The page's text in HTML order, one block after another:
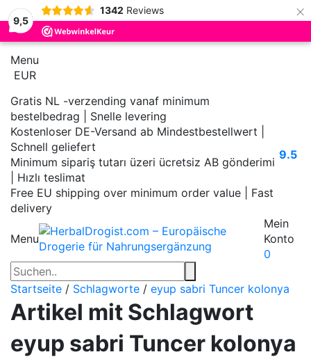
9,5
1342 Reviews ×
Menu
EUR
Gratis NL -verzending vanaf minimum
bestelbedrag | Snelle levering
Kostenloser DE-Versand ab Mindestbestellwert |
Schnell geliefert
Minimum sipariş tutarı üzeri ücretsiz AB gönderimi
| Hızlı teslimat
Free EU shipping over minimum order value | Fast
delivery
9.5
Menu
Mein
Konto
0
Startseite / Schlagworte / eyup sabri Tuncer kolonya
Artikel mit Schlagwort
eyup sabri Tuncer kolonya